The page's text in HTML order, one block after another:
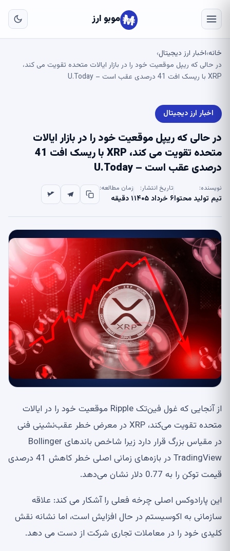
موبو ارز
خانه›اخبار ارز دیجیتال›
در حالی که ریپل موقعیت خود را در بازار ایالات متحده تقویت می کند،
XRP با ریسک افت 41 درصدی عقب است – U.Today
اخبار ارز دیجیتال
در حالی که ریپل موقعیت خود را در بازار ایالات
متحده تقویت می کند، XRP با ریسک افت 41
درصدی عقب است – U.Today
نویسنده:
تیم تولید محتوا
تاریخ انتشار:
۶ خرداد ۱۴۰۵
زمان مطالعه:
۱ دقیقه
از آنجایی که غول فین‌تک Ripple موقعیت خود را در ایالات
متحده تقویت می‌کند، XRP در معرض خطر عقب‌نشینی فنی
در مقیاس بزرگ قرار دارد زیرا شاخص باندهای Bollinger
TradingView در بازه‌های زمانی اصلی خطر کاهش 41 درصدی
قیمت توکن را به 0.77 دلار نشان می‌دهد.
این پارادوکس اصلی چرخه فعلی را آشکار می کند: علاقه
سازمانی به اکوسیستم در حال افزایش است، اما نشانه نقش
کلیدی خود را در معاملات تجاری شرکت از دست می دهد.